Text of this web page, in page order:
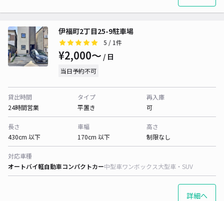
伊福町2丁目25-9駐車場
5 / 1件
¥2,000〜 / 日
当日予約不可
貸出時間
24時間営業
タイプ
平置き
再入庫
可
長さ
430cm 以下
車幅
170cm 以下
高さ
制限なし
対応車種
オートバイ軽自動車コンパクトカー中型車ワンボックス大型車・SUV
詳細へ